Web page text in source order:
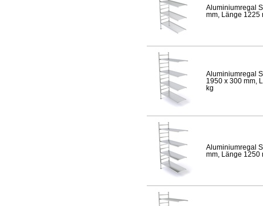
Aluminiumregal
mm, Länge 1225
Aluminiumregal
1950 x 300 mm,
kg
Aluminiumregal
mm, Länge 1250